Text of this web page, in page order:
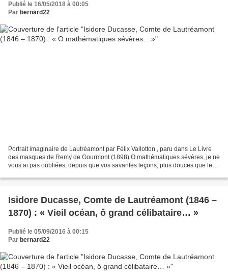
Publié le 16/05/2018 à 00:05
Par bernard22
Portrait imaginaire de Lautréamont par Félix Vallotton , paru dans Le Livre
des masques de Remy de Gourmont (1898) O mathématiques sévères, je ne
vous ai pas oubliées, depuis que vos savantes leçons, plus douces que le
Isidore Ducasse, Comte de Lautréamont (1846 –
1870) : « Vieil océan, ô grand célibataire… »
Publié le 05/09/2016 à 00:15
Par bernard22